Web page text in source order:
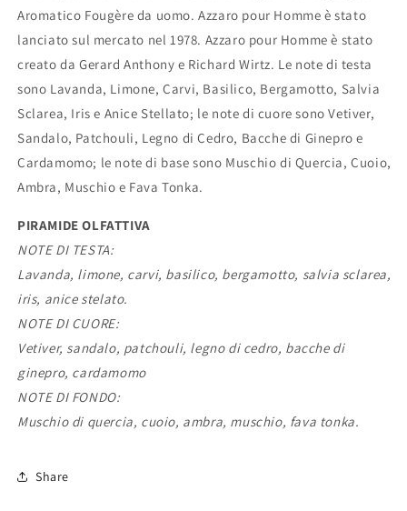
Aromatico Fougère da uomo. Azzaro pour Homme è stato
lanciato sul mercato nel 1978. Azzaro pour Homme è stato
creato da Gerard Anthony e Richard Wirtz. Le note di testa
sono Lavanda, Limone, Carvi, Basilico, Bergamotto, Salvia
Sclarea, Iris e Anice Stellato; le note di cuore sono Vetiver,
Sandalo, Patchouli, Legno di Cedro, Bacche di Ginepro e
Cardamomo; le note di base sono Muschio di Quercia, Cuoio,
Ambra, Muschio e Fava Tonka.
PIRAMIDE OLFATTIVA
NOTE DI TESTA:
Lavanda, limone, carvi, basilico, bergamotto, salvia sclarea,
iris, anice stelato.
NOTE DI CUORE:
Vetiver, sandalo, patchouli, legno di cedro, bacche di
ginepro, cardamomo
NOTE DI FONDO:
Muschio di quercia, cuoio, ambra, muschio, fava tonka.
Share